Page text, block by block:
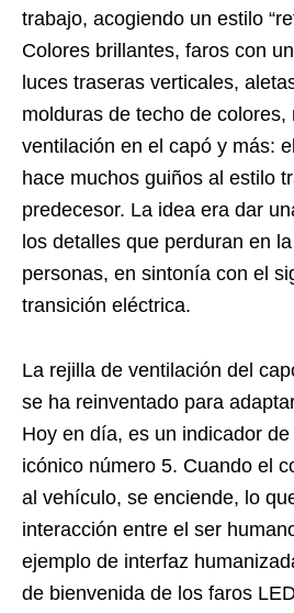
trabajo, acogiendo un estilo
Colores brillantes, faros con
luces traseras verticales,
molduras de techo de colores,
ventilación en el capó y más:
hace muchos guiños al estilo
predecesor. La idea era dar
los detalles que perduran en
personas, en sintonía con el
transición eléctrica.
La rejilla de ventilación del
se ha reinventado para
Hoy en día, es un indicador
icónico número 5. Cuando el
al vehículo, se enciende, lo
interacción entre el ser
ejemplo de interfaz
de bienvenida de los faros